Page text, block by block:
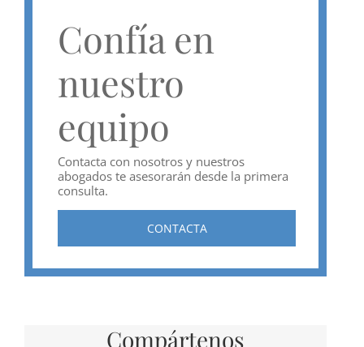
Confía en
nuestro
equipo
Contacta con nosotros y nuestros
abogados te asesorarán desde la primera
consulta.
CONTACTA
Compártenos